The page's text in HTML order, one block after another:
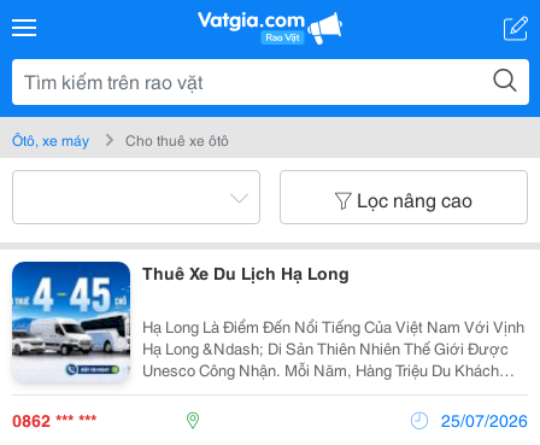
Ôtô, xe máy Cho thuê xe ôtô
Lọc nâng cao
Thuê Xe Du Lịch Hạ Long
Hạ Long Là Điểm Đến Nổi Tiếng Của Việt Nam Với Vịnh
Hạ Long &Ndash; Di Sản Thiên Nhiên Thế Giới Được
Unesco Công Nhận. Mỗi Năm, Hàng Triệu Du Khách
Lựa Chọn Hạ Long Để Nghỉ Dưỡng, Tham Quan Và Trải
Nghiệm Các Hoạt Động Trên Biển. Chính Vì Vậy, Nhu...
0862 *** *** 25/07/2026